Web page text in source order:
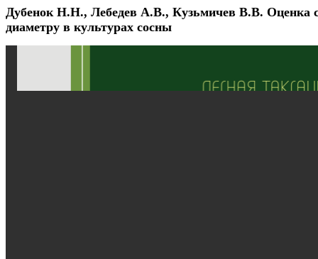
Дубенок Н.Н., Лебедев А.В., Кузьмичев В.В. Оценка
диаметру в культурах сосны